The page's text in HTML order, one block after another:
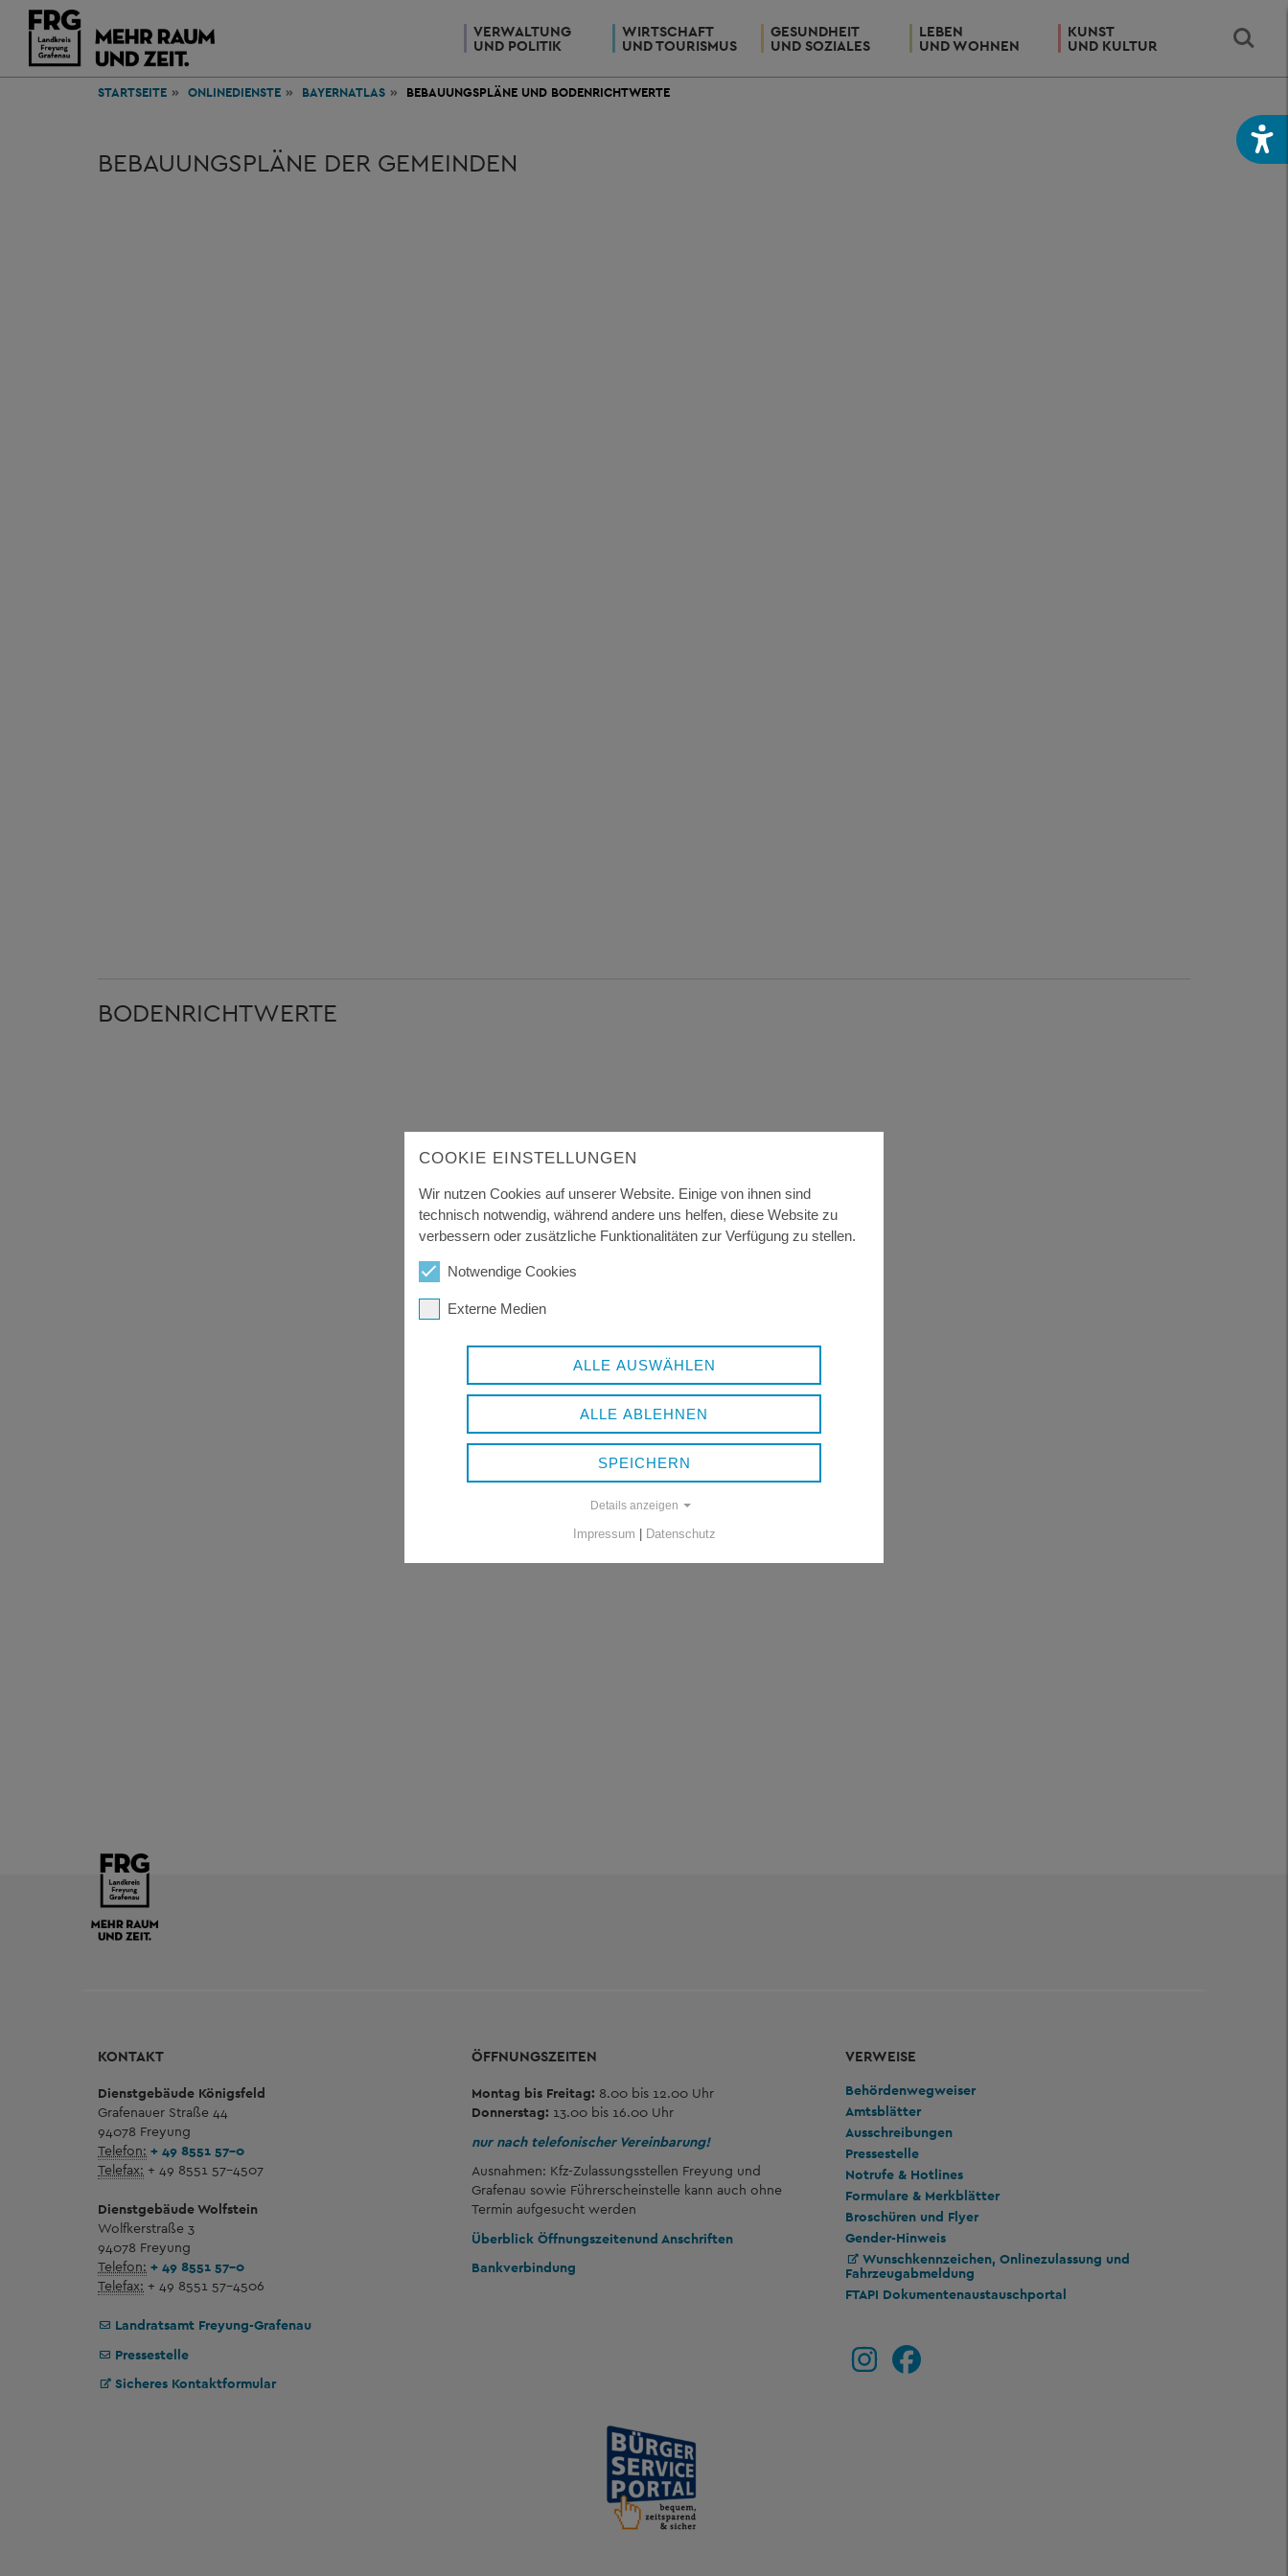
VERWALTUNG
UND POLITIK
WIRTSCHAFT
UND TOURISMUS
GESUNDHEIT
UND SOZIALES
LEBEN
UND WOHNEN
KUNST
UND KULTUR
STARTSEITE ONLINEDIENSTE BAYERNATLAS BEBAUUNGSPLÄNE UND BODENRICHTWERTE
BEBAUUNGSPLÄNE DER GEMEINDEN
BODENRICHTWERTE
KONTAKT
Dienstgebäude Königsfeld
Grafenauer Straße 44
94078 Freyung
Telefon: + 49 8551 57-0
Telefax: + 49 8551 57-4507
Dienstgebäude Wolfstein
Wolfkerstraße 3
94078 Freyung
Telefon: + 49 8551 57-0
Telefax: + 49 8551 57-4506
Landratsamt Freyung-Grafenau
Pressestelle
Sicheres Kontaktformular
ÖFFNUNGSZEITEN
Montag bis Freitag: 8.00 bis 12.00 Uhr
Donnerstag: 13.00 bis 16.00 Uhr
nur nach telefonischer Vereinbarung!
Ausnahmen: Kfz-Zulassungsstellen Freyung und
Grafenau sowie Führerscheinstelle kann auch ohne
Termin aufgesucht werden
Überblick Öffnungszeitenund Anschriften
Bankverbindung
VERWEISE
Behördenwegweiser
Amtsblätter
Ausschreibungen
Pressestelle
Notrufe & Hotlines
Formulare & Merkblätter
Broschüren und Flyer
Gender-Hinweis
Wunschkennzeichen, Onlinezulassung und
Fahrzeugabmeldung
FTAPI Dokumentenaustauschportal
COOKIE EINSTELLUNGEN
Wir nutzen Cookies auf unserer Website. Einige von ihnen sind
technisch notwendig, während andere uns helfen, diese Website zu
verbessern oder zusätzliche Funktionalitäten zur Verfügung zu stellen.
Notwendige Cookies
Externe Medien
ALLE AUSWÄHLEN
ALLE ABLEHNEN
SPEICHERN
Details anzeigen
Impressum | Datenschutz